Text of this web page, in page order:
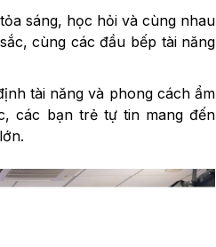
sáng, học hỏi và cùng nhau
cùng các đầu bếp tài năng
tài năng và phong cách ẩm
các bạn trẻ tự tin mang đến